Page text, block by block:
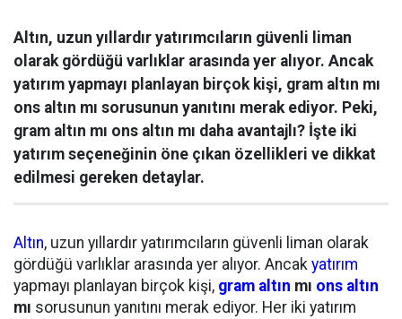
Altın, uzun yıllardır yatırımcıların güvenli liman
olarak gördüğü varlıklar arasında yer alıyor. Ancak
yatırım yapmayı planlayan birçok kişi, gram altın mı
ons altın mı sorusunun yanıtını merak ediyor. Peki,
gram altın mı ons altın mı daha avantajlı? İşte iki
yatırım seçeneğinin öne çıkan özellikleri ve dikkat
edilmesi gereken detaylar.
Altın, uzun yıllardır yatırımcıların güvenli liman olarak
gördüğü varlıklar arasında yer alıyor. Ancak yatırım
yapmayı planlayan birçok kişi, gram altın mı ons altın
mı sorusunun yanıtını merak ediyor. Her iki yatırım